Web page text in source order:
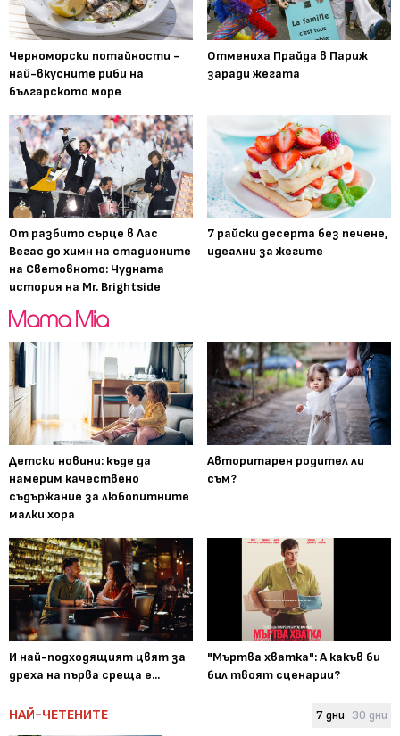
Черноморски потайности -
най-вкусните риби на
българското море
Отмениха Прайда в Париж
заради жегата
От разбито сърце в Лас
Вегас до химн на стадионите
на Световното: Чудната
история на Mr. Brightside
7 райски десерта без печене,
идеални за жегите
Детски новини: къде да
намерим качествено
съдържание за любопитните
малки хора
Авторитарен родител ли
съм?
И най-подходящият цвят за
дреха на първа среща е...
"Мъртва хватка": А какъв би
бил твоят сценарии?
НАЙ-ЧЕТЕНИТЕ 7 дни 30 дни